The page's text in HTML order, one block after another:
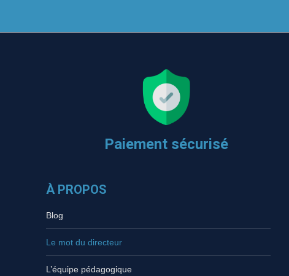
Paiement sécurisé
À PROPOS
Blog
Le mot du directeur
L’équipe pédagogique